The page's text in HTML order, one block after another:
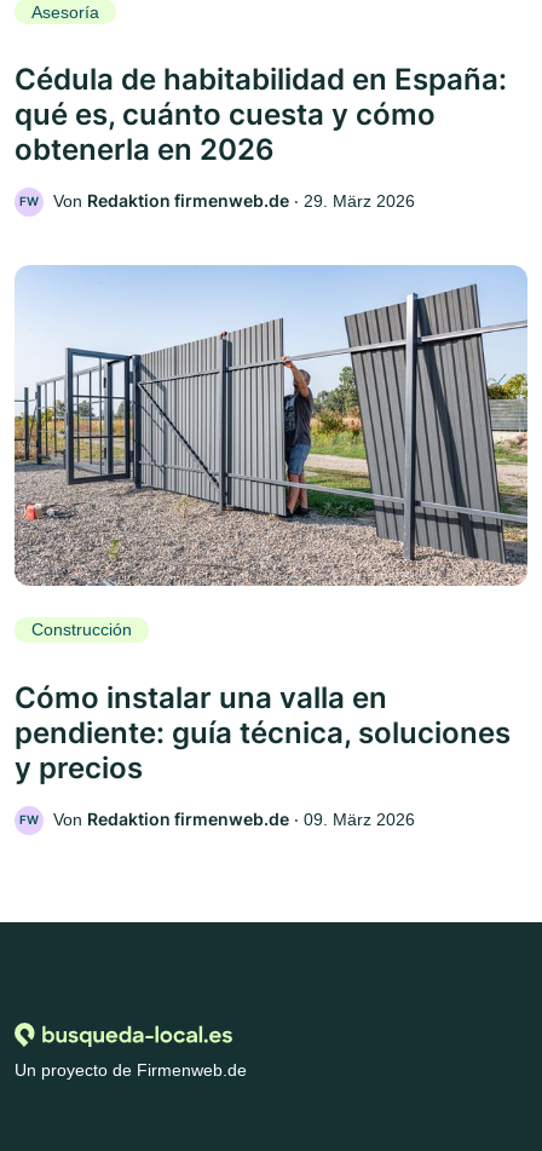
Asesoría
Cédula de habitabilidad en España:
qué es, cuánto cuesta y cómo
obtenerla en 2026
FW Von Redaktion firmenweb.de ‧ 29. März 2026
Construcción
Cómo instalar una valla en
pendiente: guía técnica, soluciones
y precios
FW Von Redaktion firmenweb.de ‧ 09. März 2026
Un proyecto de Firmenweb.de